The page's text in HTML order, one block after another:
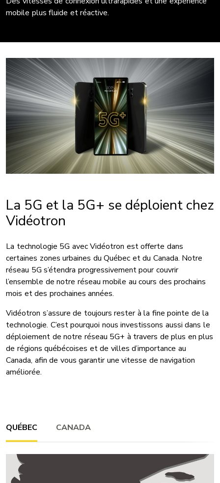
mobile plus fluide et réactive.
La 5G et la 5G+ se déploient chez
Vidéotron
La technologie 5G avec Vidéotron est offerte dans
certaines zones urbaines du Québec et du Canada. Notre
réseau 5G s’étendra progressivement pour couvrir
l’ensemble de notre réseau mobile au cours des prochains
mois et des prochaines années.
Vidéotron s’assure de toujours rester à la fine pointe de la
technologie. C’est pourquoi nous investissons aussi dans le
déploiement de notre réseau 5G+ à travers de plus en plus
de régions québécoises et de villes d’importance au
Canada, afin de vous garantir une vitesse de navigation
améliorée.
QUÉBEC CANADA